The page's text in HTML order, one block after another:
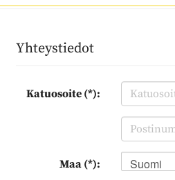
Yhteystiedot
Katuosoite (*):
Maa (*): Suomi